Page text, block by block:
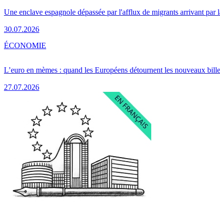
Une enclave espagnole dépassée par l'afflux de migrants arrivant par
30.07.2026
L’euro en mèmes : quand les Européens détournent les nouveaux
27.07.2026
ÉCONOMIE